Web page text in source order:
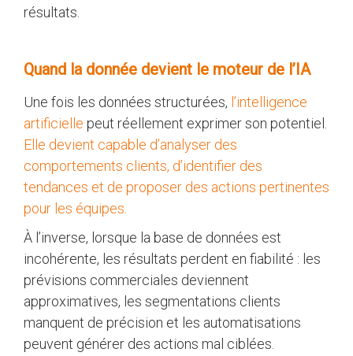
résultats.
Quand la donnée devient le moteur de l’IA
Une fois les données structurées, l’intelligence
artificielle peut réellement exprimer son potentiel.
Elle devient capable d’analyser des
comportements clients, d’identifier des
tendances et de proposer des actions pertinentes
pour les équipes.
À l’inverse, lorsque la base de données est
incohérente, les résultats perdent en fiabilité : les
prévisions commerciales deviennent
approximatives, les segmentations clients
manquent de précision et les automatisations
peuvent générer des actions mal ciblées.